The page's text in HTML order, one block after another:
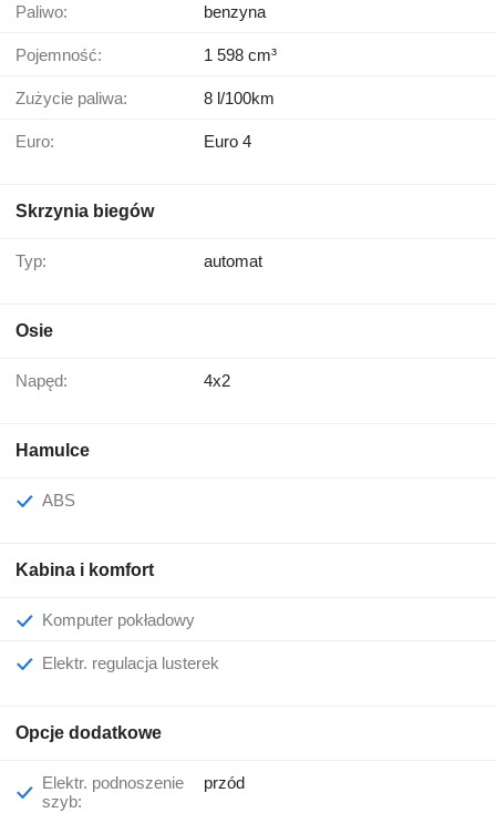
Paliwo: benzyna
Pojemność: 1 598 cm³
Zużycie paliwa: 8 l/100km
Euro: Euro 4
Skrzynia biegów
Typ: automat
Osie
Napęd: 4x2
Hamulce
ABS
Kabina i komfort
Komputer pokładowy
Elektr. regulacja lusterek
Opcje dodatkowe
Elektr. podnoszenie
szyb:
przód